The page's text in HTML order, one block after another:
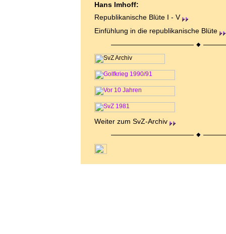
Hans Imhoff:
Republikanische Blüte I - V
Einfühlung in die republikanische Blüte
Weiter zum SvZ-Archiv